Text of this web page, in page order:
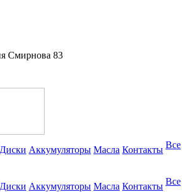
Смирнова 83
Диски Аккумуляторы Масла Контакты Все
Диски Аккумуляторы Масла Контакты Все